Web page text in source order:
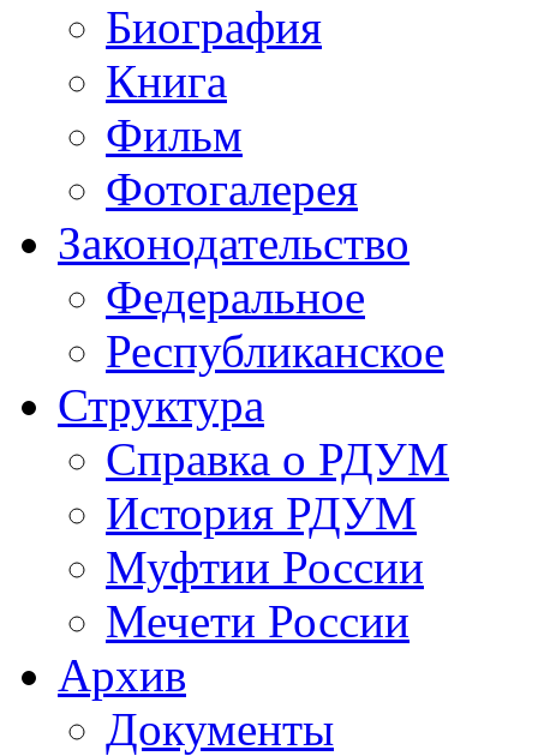
Биография
Книга
Фильм
Фотогалерея
Законодательство
Федеральное
Республиканское
Структура
Справка о РДУМ
История РДУМ
Муфтии России
Мечети России
Архив
Документы